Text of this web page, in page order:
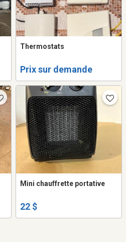
Thermostats
Prix sur demande
Mini chauffrette portative
22 $